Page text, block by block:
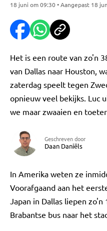
18 juni om 09:30 • Aangepast 18
Het is een route van zo'n
van Dallas naar Houston,
zaterdag speelt tegen
opnieuw veel bekijks. Luc
we maar zwaaien en
Geschreven door
Daan Daniëls
In Amerika weten ze
Voorafgaand aan het
Japan in Dallas liepen
Brabantse bus naar het